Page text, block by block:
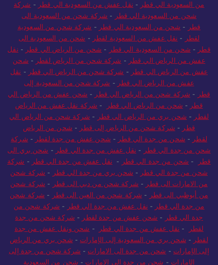
من السعودية الي قطر - نقل عفش من السعودية الي قطر - شركة
شحن من السعودية الي قطر - شركة شحن من السعودية الى
قطر - شحن من السعودية الي قطر - شركة شحن من السعودية
لقطر - نقل عفش من السعودية لقطر - شحن من السعودية الى
قطر - شحن من السعودية الي قطر - شحن من الرياض الي قطر - نقل
عفش من الرياض الي قطر - شركة شحن من الرياض لقطر - شحن
عفش من الرياض الي قطر - شركة شحن من الرياض الي قطر - نقل
عفش من الرياض الي قطر - شركة شحن من السعودية إلى
قطر - شركة شحن من الرياض الي قطر - شحن عفش من الرياض الي
قطر - شحن من الرياض الي قطر - شركة نقل عفش من الرياض
لقطر - شحن بري من الرياض الي قطر - شركة شحن من الرياض الي
قطر - شركة شحن من الرياض إلى قطر - شحن من الرياض
لقطر - شحن من جدة الي قطر - شحن عفش من جدة لقطر - شركة
شحن من جدة الي قطر - نقل عفش من جدة الي قطر - شحن بري الى
قطر
- شحن من جدة الي قطر - نقل عفش من جدة الي قطر - شركة
شحن من جدة الي قطر - شحن بري من جدة الي قطر - شركة شحن
من الامارات الى قطر - شركة شحن من دبي الى قطر - شركة شحن
من أبوظبي الى قطر - شركة شحن من العين الى قطر - شركة شحن
من جدة الي قطر - نقل عفش من جدة الي قطر - شركة شحن من
جدة الي قطر - شحن عفش من جدة لقطر - شركة شحن من جدة
لقطر
- نقل عفش من جدة الي قطر - شحن ونقل عفش من جدة
لقطر - شحن بري من السعودية إلى الإمارات - شحن بري من الرياض
إلى الإمارات - شحن من جدة الى الامارات - شركة شحن من جدة إلى
الإمارات - شحن من جدة الى الامارات - شحن من السعودية